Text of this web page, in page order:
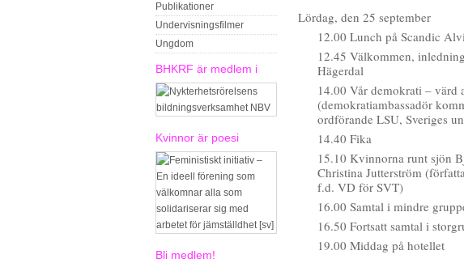
Publikationer
Undervisningsfilmer
Ungdom
BHKRF är medlem i
Kvinnor är poesi
Bli medlem!
Lördag, den 25 september
12.00 Lunch på Scandic
12.45 Välkommen,
Hägerdal
14.00 Vår demokrati – värd
(demokratiambassadör
ordförande LSU, Sveriges
14.40 Fika
15.10 Kvinnorna runt sjön
Christina Jutterström
f.d. VD för SVT)
16.00 Samtal i mindre
16.50 Fortsatt samtal i
19.00 Middag på hotellet